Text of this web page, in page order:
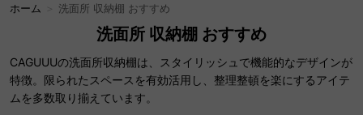
ホーム 洗面所 収納棚 おすすめ
洗面所 収納棚 おすすめ
CAGUUUの洗面所収納棚は、スタイリッシュで機能的なデザインが
特徴。限られたスペースを有効活用し、整理整頓を楽にするアイテ
ムを多数取り揃えています。